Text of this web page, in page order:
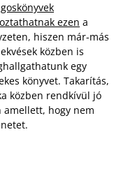
ezen a
hiszen már-más
közben is
egy
könyvet. Takarítás,
közben rendkívül jó
amellett, hogy nem